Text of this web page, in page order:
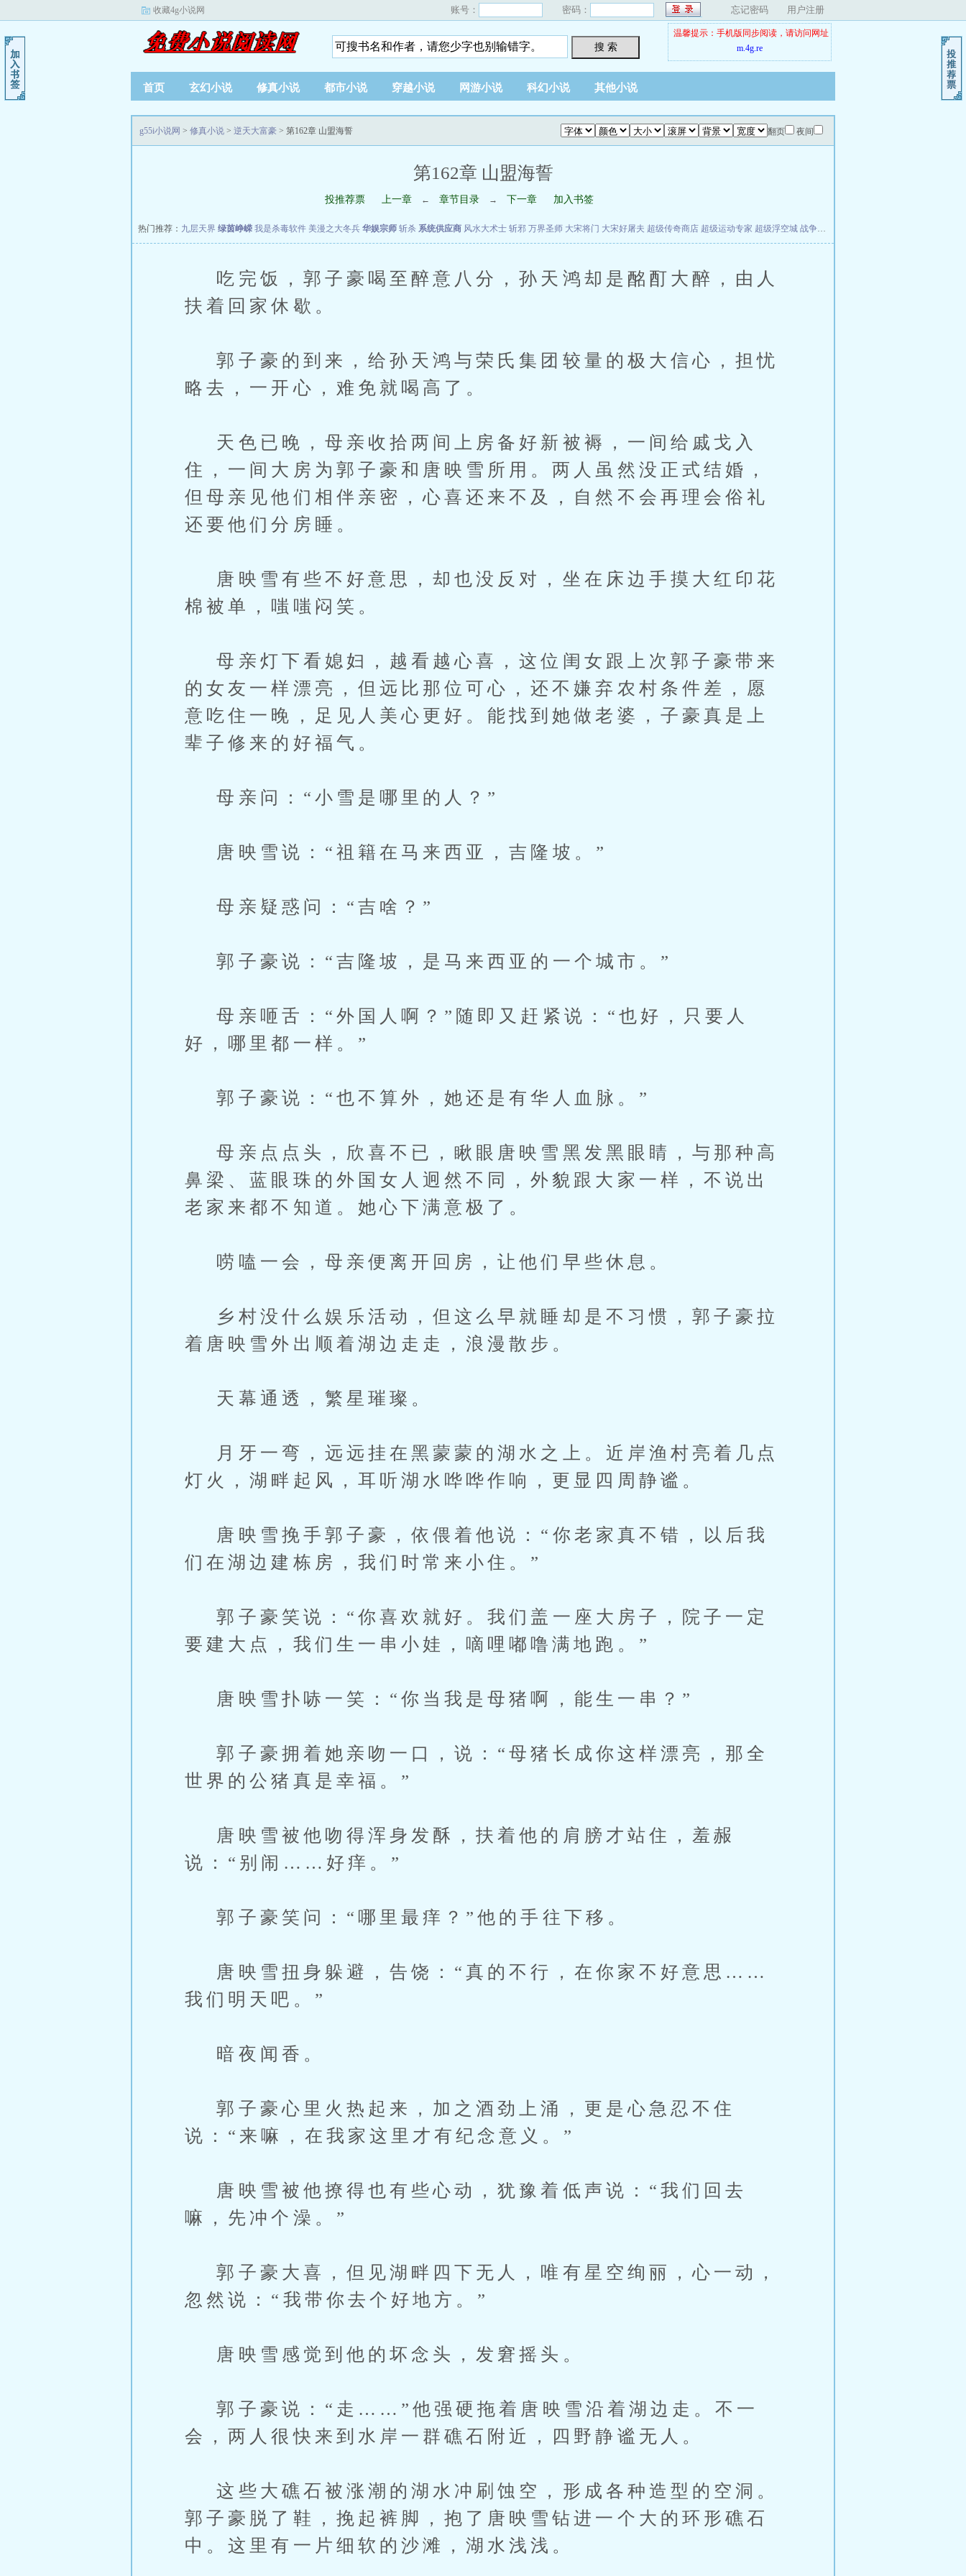
收藏4g小说网 账号： 密码： 忘记密码 用户注册
搜 索
温馨提示：手机版同步阅读，请访问网址
m.4g.re
首页 玄幻小说 修真小说 都市小说 穿越小说 网游小说 科幻小说 其他小说
翻页 夜间
g55i小说网 > 修真小说 > 逆天大富豪 > 第162章 山盟海誓
第162章 山盟海誓
投推荐票 上一章 ← 章节目录 → 下一章 加入书签
热门推荐： 九层天界 绿茵峥嵘 我是杀毒软件 美漫之大冬兵 华娱宗师 斩杀 系统供应商 风水大术士 斩邪 万界圣师 大宋将门 大宋好屠夫 超级传奇商店 超级运动专家 超级浮空城 战争天堂
吃完饭，郭子豪喝至醉意八分，孙天鸿却是酩酊大醉，由人
扶着回家休歇。
郭子豪的到来，给孙天鸿与荣氏集团较量的极大信心，担忧
略去，一开心，难免就喝高了。
天色已晚，母亲收拾两间上房备好新被褥，一间给戚戈入
住，一间大房为郭子豪和唐映雪所用。两人虽然没正式结婚，
但母亲见他们相伴亲密，心喜还来不及，自然不会再理会俗礼
还要他们分房睡。
唐映雪有些不好意思，却也没反对，坐在床边手摸大红印花
棉被单，嗤嗤闷笑。
母亲灯下看媳妇，越看越心喜，这位闺女跟上次郭子豪带来
的女友一样漂亮，但远比那位可心，还不嫌弃农村条件差，愿
意吃住一晚，足见人美心更好。能找到她做老婆，子豪真是上
辈子修来的好福气。
母亲问：“小雪是哪里的人？”
唐映雪说：“祖籍在马来西亚，吉隆坡。”
母亲疑惑问：“吉啥？”
郭子豪说：“吉隆坡，是马来西亚的一个城市。”
母亲咂舌：“外国人啊？”随即又赶紧说：“也好，只要人
好，哪里都一样。”
郭子豪说：“也不算外，她还是有华人血脉。”
母亲点点头，欣喜不已，瞅眼唐映雪黑发黑眼睛，与那种高
鼻梁、蓝眼珠的外国女人迥然不同，外貌跟大家一样，不说出
老家来都不知道。她心下满意极了。
唠嗑一会，母亲便离开回房，让他们早些休息。
乡村没什么娱乐活动，但这么早就睡却是不习惯，郭子豪拉
着唐映雪外出顺着湖边走走，浪漫散步。
天幕通透，繁星璀璨。
月牙一弯，远远挂在黑蒙蒙的湖水之上。近岸渔村亮着几点
灯火，湖畔起风，耳听湖水哗哗作响，更显四周静谧。
唐映雪挽手郭子豪，依偎着他说：“你老家真不错，以后我
们在湖边建栋房，我们时常来小住。”
郭子豪笑说：“你喜欢就好。我们盖一座大房子，院子一定
要建大点，我们生一串小娃，嘀哩嘟噜满地跑。”
唐映雪扑哧一笑：“你当我是母猪啊，能生一串？”
郭子豪拥着她亲吻一口，说：“母猪长成你这样漂亮，那全
世界的公猪真是幸福。”
唐映雪被他吻得浑身发酥，扶着他的肩膀才站住，羞赧
说：“别闹……好痒。”
郭子豪笑问：“哪里最痒？”他的手往下移。
唐映雪扭身躲避，告饶：“真的不行，在你家不好意思……
我们明天吧。”
暗夜闻香。
郭子豪心里火热起来，加之酒劲上涌，更是心急忍不住
说：“来嘛，在我家这里才有纪念意义。”
唐映雪被他撩得也有些心动，犹豫着低声说：“我们回去
嘛，先冲个澡。”
郭子豪大喜，但见湖畔四下无人，唯有星空绚丽，心一动，
忽然说：“我带你去个好地方。”
唐映雪感觉到他的坏念头，发窘摇头。
郭子豪说：“走……”他强硬拖着唐映雪沿着湖边走。不一
会，两人很快来到水岸一群礁石附近，四野静谧无人。
这些大礁石被涨潮的湖水冲刷蚀空，形成各种造型的空洞。
郭子豪脱了鞋，挽起裤脚，抱了唐映雪钻进一个大的环形礁石
中。这里有一片细软的沙滩，湖水浅浅。